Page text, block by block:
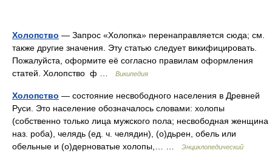
Холопство — Запрос «Холопка» перенаправляется сюда; см.
также другие значения. Эту статью следует викифицировать.
Пожалуйста, оформите её согласно правилам оформления
статей. Холопство ф …
Википедия
Холопство — состояние несвободного населения в Древней
Руси. Это население обозначалось словами: холопы
(собственно только лица мужского пола; несвободная женщина
наз. роба), челядь (ед. ч. челядин), (о)дьрен, обель или
обельные и (о)дерноватые холопы,… …
Энциклопедический